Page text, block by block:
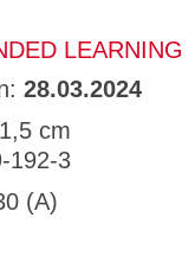
LEARNING
28.03.2024
cm
192-3
(A)